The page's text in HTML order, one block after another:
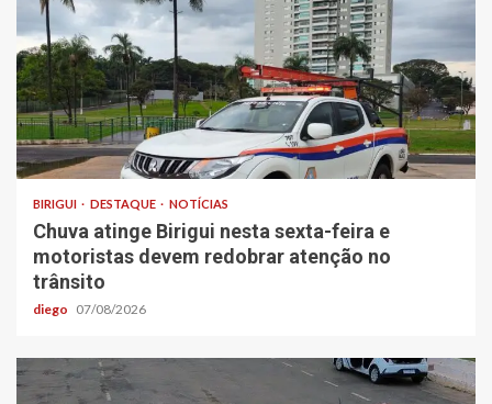
BIRIGUI DESTAQUE NOTÍCIAS
Chuva atinge Birigui nesta sexta-feira e
motoristas devem redobrar atenção no
trânsito
diego 07/08/2026